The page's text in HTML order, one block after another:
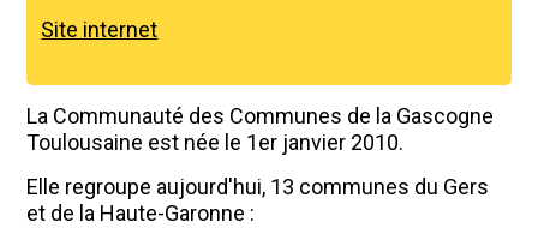
Site internet
La Communauté des Communes de la Gascogne
Toulousaine est née le 1er janvier 2010.
Elle regroupe aujourd'hui, 13 communes du Gers
et de la Haute-Garonne :